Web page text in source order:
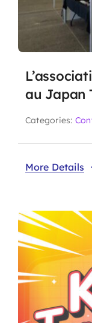
au Japan
Categories:
More Details